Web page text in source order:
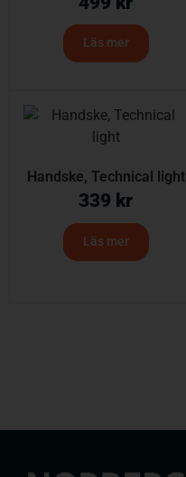
Läs mer
Handske, Technical light
339 kr
Läs mer